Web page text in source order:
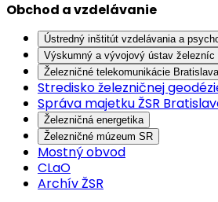
Obchod a vzdelávanie
Ústredný inštitút vzdelávania a
Výskumný a vývojový ústav železníc
Železničné telekomunikácie Bratislava
Stredisko železničnej
Správa majetku ŽSR
Železničná energetika
Železničné múzeum SR
Mostný obvod
CLaO
Archív ŽSR